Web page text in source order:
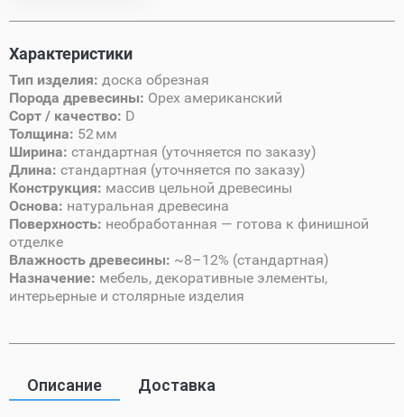
Характеристики
Тип изделия: доска обрезная
Порода древесины: Орех американский
Сорт / качество: D
Толщина: 52 мм
Ширина: стандартная (уточняется по заказу)
Длина: стандартная (уточняется по заказу)
Конструкция: массив цельной древесины
Основа: натуральная древесина
Поверхность: необработанная — готова к финишной
отделке
Влажность древесины: ~8–12% (стандартная)
Назначение: мебель, декоративные элементы,
интерьерные и столярные изделия
Описание Доставка